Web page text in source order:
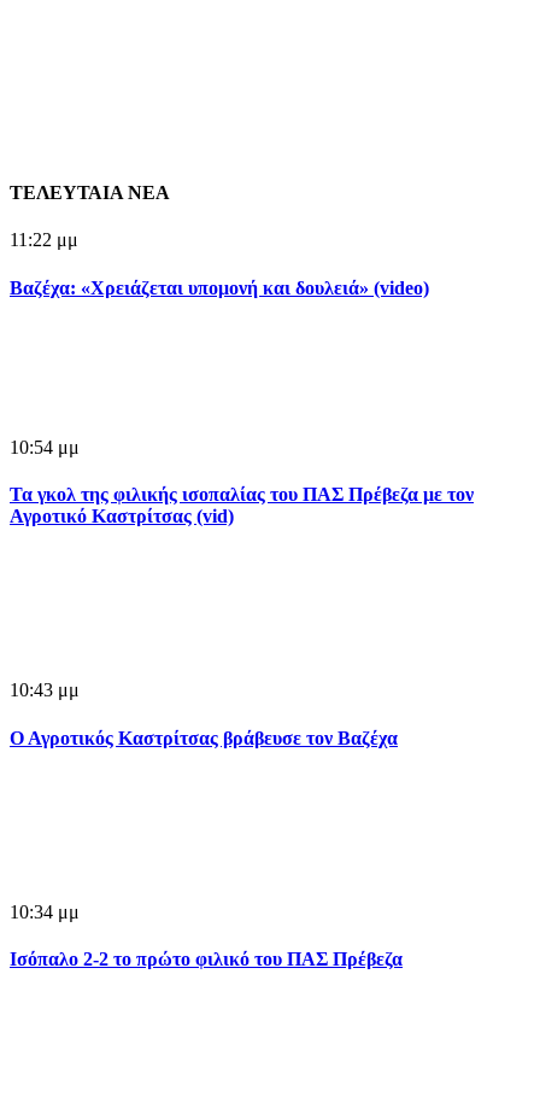
ΤΕΛΕΥΤΑΙΑ ΝΕΑ
11:22 μμ
Βαζέχα: «Χρειάζεται υπομονή και δουλειά» (video)
10:54 μμ
Τα γκολ της φιλικής ισοπαλίας του ΠΑΣ Πρέβεζα με τον
Αγροτικό Καστρίτσας (vid)
10:43 μμ
Ο Αγροτικός Καστρίτσας βράβευσε τον Βαζέχα
10:34 μμ
Ισόπαλο 2-2 το πρώτο φιλικό του ΠΑΣ Πρέβεζα